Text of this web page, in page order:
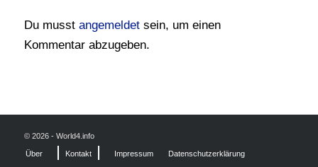
Du musst angemeldetsein, um einen
Kommentar abzugeben.
© 2026 - World4.info
Über Kontakt Impressum Datenschutzerklärung